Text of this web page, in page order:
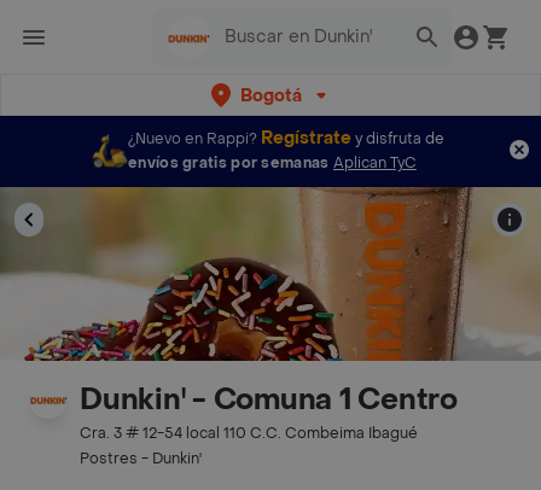
Bogotá
¿Nuevo en Rappi? Regístratey disfruta de
envíos gratis por semanas Aplican TyC
Dunkin' - Comuna 1 Centro
Cra. 3 # 12-54 local 110 C.C. Combeima Ibagué
Postres - Dunkin'